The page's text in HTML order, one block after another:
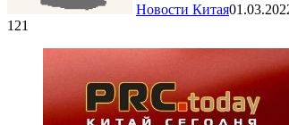
Новости Китая
121